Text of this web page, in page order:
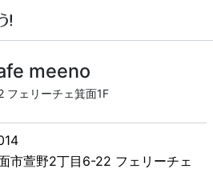
meeno
フェリーチェ箕面1F
市萱野2丁目6-22 フェリーチェ